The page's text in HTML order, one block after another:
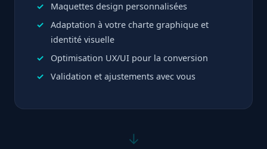
Maquettes design personnalisées
Adaptation à votre charte graphique et
identité visuelle
Optimisation UX/UI pour la conversion
Validation et ajustements avec vous
↓